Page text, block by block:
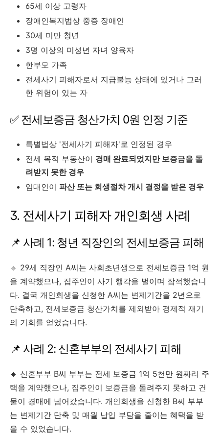
65세 이상 고령자
장애인복지법상 중증 장애인
30세 미만 청년
3명 이상의 미성년 자녀 양육자
한부모 가족
전세사기 피해자로서 지급불능 상태에 있거나 그러
한 위험이 있는 자
✅ 전세보증금 청산가치 0원 인정 기준
특별법상 '전세사기 피해자'로 인정된 경우
전세 목적 부동산이 경매 완료되었지만 보증금을 돌
려받지 못한 경우
임대인이 파산 또는 회생절차 개시 결정을 받은 경우
3. 전세사기 피해자 개인회생 사례
📌 사례 1: 청년 직장인의 전세보증금 피해
🔹 29세 직장인 A씨는 사회초년생으로 전세보증금 1억 원
을 계약했으나, 집주인이 사기 행각을 벌이며 잠적했습니
다. 결국 개인회생을 신청한 A씨는 변제기간을 2년으로
단축하고, 전세보증금 청산가치를 제외받아 경제적 재기
의 기회를 얻었습니다.
📌 사례 2: 신혼부부의 전세사기 피해
🔹 신혼부부 B씨 부부는 전세 보증금 1억 5천만 원짜리 주
택을 계약했으나, 집주인이 보증금을 돌려주지 못하고 건
물이 경매에 넘어갔습니다. 개인회생을 신청한 B씨 부부
는 변제기간 단축 및 매월 납입 부담을 줄이는 혜택을 받
을 수 있었습니다.